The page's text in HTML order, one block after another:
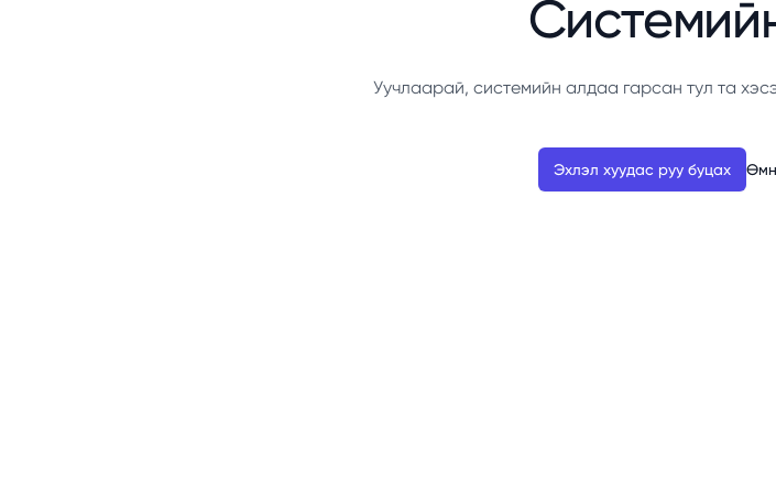
Уучлаарай, системийн алдаа гарсан тул та
Эхлэл хуудас руу буцах